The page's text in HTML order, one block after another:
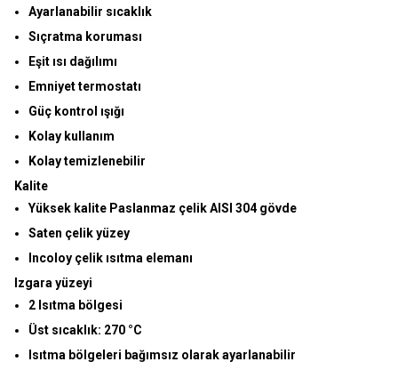
Ayarlanabilir sıcaklık
Sıçratma koruması
Eşit ısı dağılımı
Emniyet termostatı
Güç kontrol ışığı
Kolay kullanım
Kolay temizlenebilir
Kalite
Yüksek kalite Paslanmaz çelik AISI 304gövde
Saten çelik yüzey
Incoloy çelik ısıtma elemanı
Izgara yüzeyi
2 Isıtma bölgesi
Üst sıcaklık: 270 °C
Isıtma bölgeleri bağımsız olarak ayarlanabilir